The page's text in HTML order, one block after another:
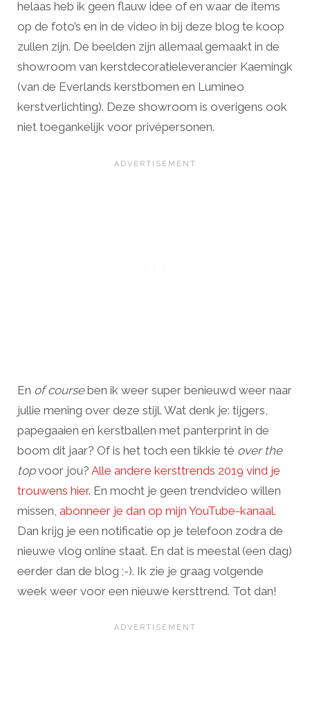
helaas heb ik geen flauw idee of en waar de items
op de foto’s en in de video in bij deze blog te koop
zullen zijn. De beelden zijn allemaal gemaakt in de
showroom van kerstdecoratieleverancier Kaemingk
(van de Everlands kerstbomen en Lumineo
kerstverlichting). Deze showroom is overigens ook
niet toegankelijk voor privépersonen.
En of courseben ik weer super benieuwd weer naar
jullie mening over deze stijl. Wat denk je: tijgers,
papegaaien en kerstballen met panterprint in de
boom dit jaar? Of is het toch een tikkie té over the
topvoor jou? Alle andere kersttrends 2019 vind je
trouwens hier. En mocht je geen trendvideo willen
missen, abonneer je dan op mijn YouTube-kanaal.
Dan krijg je een notificatie op je telefoon zodra de
nieuwe vlog online staat. En dat is meestal (een dag)
eerder dan de blog ;-). Ik zie je graag volgende
week weer voor een nieuwe kersttrend. Tot dan!